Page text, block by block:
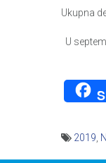
Ukupna
U
2019